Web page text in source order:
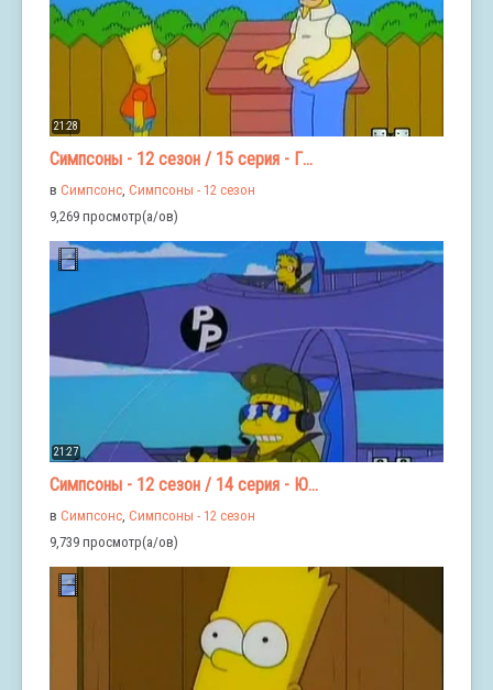
21:28
Симпсоны - 12 сезон / 15 серия - Г...
в Симпсонс, Симпсоны - 12 сезон
9,269 просмотр(а/ов)
21:27
Симпсоны - 12 сезон / 14 серия - Ю...
в Симпсонс Симпсоны - 12 сезон
9,739 просмотр(а/ов)